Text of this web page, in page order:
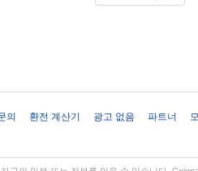
의 환전 계산기 광고 없음 파트너